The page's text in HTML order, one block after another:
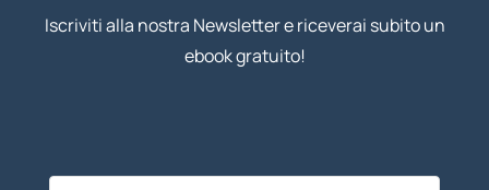
Iscriviti alla nostra Newsletter e riceverai subito un
ebook gratuito!